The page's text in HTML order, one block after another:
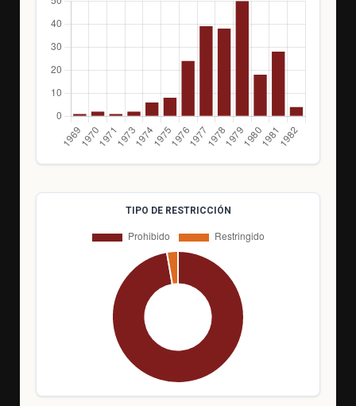
TIPO DE RESTRICCIÓN